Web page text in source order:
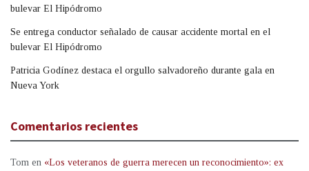
bulevar El Hipódromo
Se entrega conductor señalado de causar accidente mortal en el
bulevar El Hipódromo
Patricia Godínez destaca el orgullo salvadoreño durante gala en
Nueva York
Comentarios recientes
Tom en «Los veteranos de guerra merecen un reconocimiento»: ex